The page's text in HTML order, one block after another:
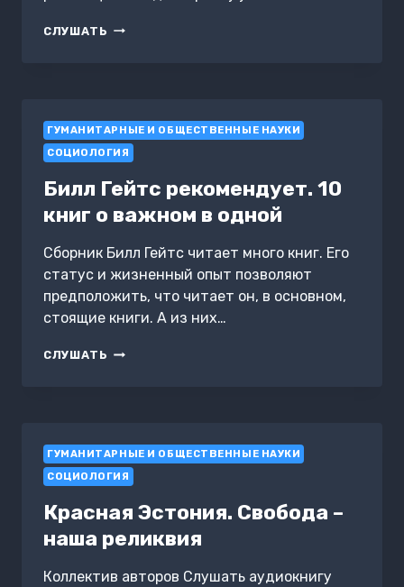
СЛУШАТЬ НЕКАТОРЫЯ
ГУМАНИТАРНЫЕ И ОБЩЕСТВЕННЫЕ НАУКИ
СОЦИОЛОГИЯ
Билл Гейтс рекомендует. 10
книг о важном в одной
Сборник Билл Гейтс читает много книг. Его
статус и жизненный опыт позволяют
предположить, что читает он, в основном,
стоящие книги. А из них…
СЛУШАТЬ БИЛЛ
ВАЖНОМ
В
ОДНОЙ
ГУМАНИТАРНЫЕ И ОБЩЕСТВЕННЫЕ НАУКИ
СОЦИОЛОГИЯ
Красная Эстония. Свобода –
наша реликвия
Коллектив авторов Слушать аудиокнигу